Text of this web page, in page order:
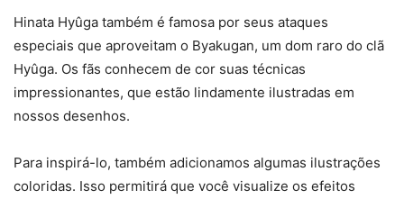
Hinata Hyûga também é famosa por seus ataques
especiais que aproveitam o Byakugan, um dom raro do clã
Hyûga. Os fãs conhecem de cor suas técnicas
impressionantes, que estão lindamente ilustradas em
nossos desenhos.
Para inspirá-lo, também adicionamos algumas ilustrações
coloridas. Isso permitirá que você visualize os efeitos